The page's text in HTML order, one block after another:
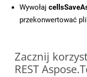
Wywołaj
przekonwertować
Zacznij
REST